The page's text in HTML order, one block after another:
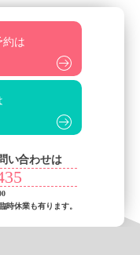
約は
い合わせは
時休業も有ります。